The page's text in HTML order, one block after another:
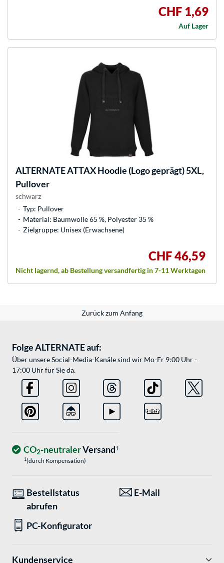
CHF 1,69
Auf Lager
ALTERNATEATTAX Hoodie (Logo geprägt) 5XL,
Pullover
schwarz
Typ: Pullover
Material: Baumwolle 65 %, Polyester 35 %
Zielgruppe: Unisex (Erwachsene)
CHF 46,59
Nicht lagernd, ab Bestellung versandfertig in 7-11 Werktagen
Zurück zum Anfang
Folge ALTERNATE auf:
Über unsere Social-Media-Kanäle sind wir Mo-Fr 9:00 Uhr -
17:00 Uhr für Sie da.
CO2-neutralerVersand1
1(durch Kompensation)
Bestellstatus
abrufen
E-Mail
PC-Konfigurator
Kundenservice